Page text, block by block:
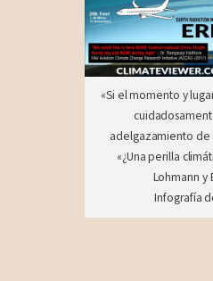
«Si el momento y
adelgazamiento
«¿Una perilla
Lohmann y
Infografía